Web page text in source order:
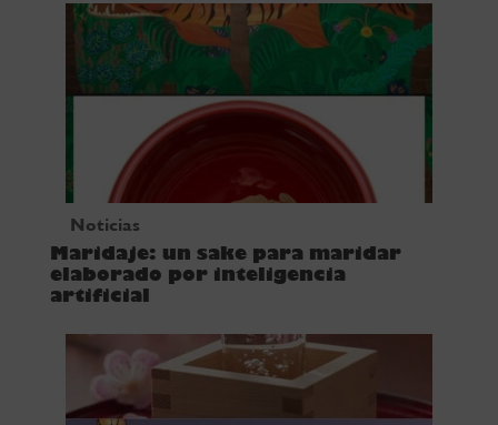
Noticias
Maridaje: un sake para maridar
elaborado por inteligencia
artificial